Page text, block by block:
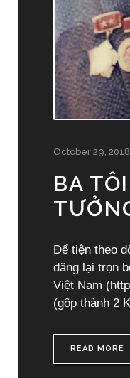
October 29, 2018
BA
Để tiện theo
đăng lại trọn
Việt Nam
(gộp thành 2
READ MORE